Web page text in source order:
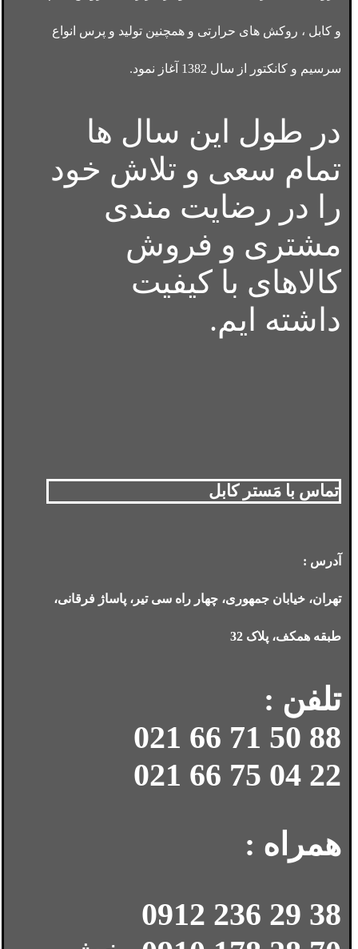
و کابل ، روکش های حرارتی و همچنین تولید و پرس انواع
سرسیم و کانکتور از سال 1382 آغاز نمود.
در طول این سال ها
تمام سعی و تلاش خود
را در رضایت مندی
مشتری و فروش
کالاهای با کیفیت
داشته ایم.
تماس با مَستر کابل
آدرس :
تهران، خیابان جمهوری، چهار راه سی تیر، پاساژ فرقانی،
طبقه همکف، پلاک 32
تلفن :
88 50 71 66 021
22 04 75 66 021
همراه :
38 29 236 0912